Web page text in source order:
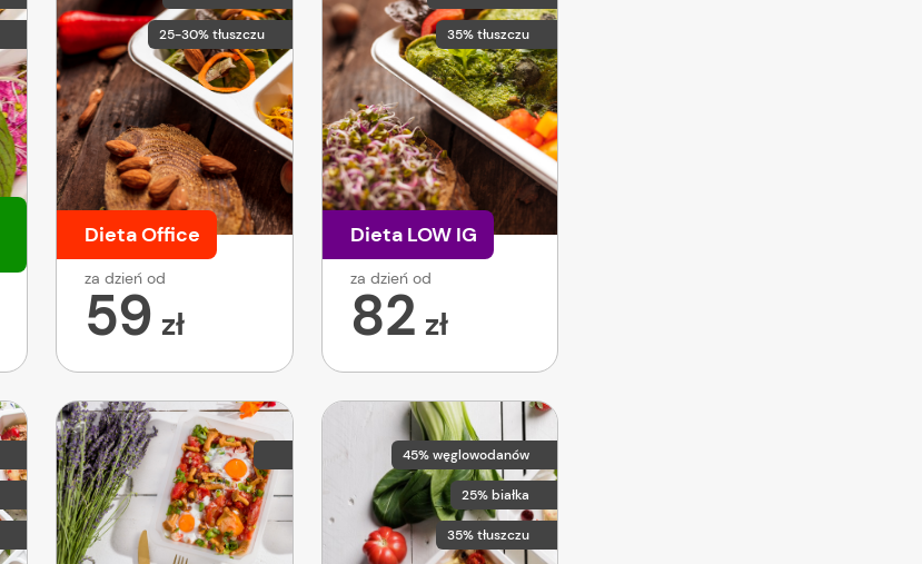
25-30% tłuszczu
Dieta Office
za dzień od
59 zł
35% tłuszczu
Dieta LOW IG
za dzień od
82 zł
45% węglowodanów
25% białka
35% tłuszczu